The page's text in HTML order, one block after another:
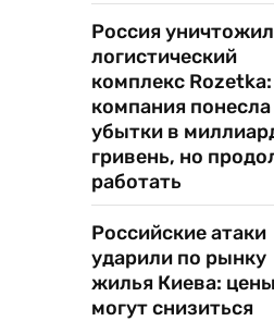
Россия
логистический
комплекс Rozetka:
компания понесла
убытки в
гривень, но
работать
Российские атаки
ударили по рынку
жилья Киева: цены
могут снизиться